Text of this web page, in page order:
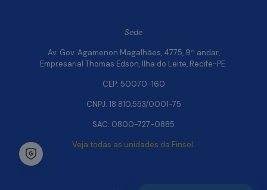
Sede
Av. Gov. Agamenon Magalhães, 4775, 9º andar,
Empresarial Thomas Edson, Ilha do Leite, Recife-PE.
CEP: 50070-160
CNPJ: 18.810.553/0001-75
SAC: 0800-727-0885
Veja todas as unidades da Finsol.